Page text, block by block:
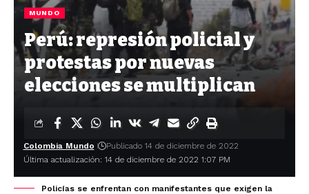
MUNDO
Perú: represión policial y
protestas por nuevas
elecciones se multiplican
Última actualización: 14 de diciembre de 2022 1:07 PM
Colombia Mundo Publicado 14 de diciembre de 2022
Policías se enfrentan con manifestantes que exigen la